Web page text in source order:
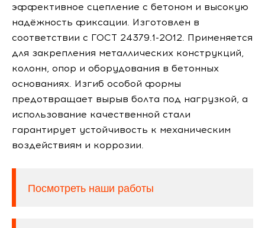
эффективное сцепление с бетоном и высокую
надёжность фиксации. Изготовлен в
соответствии с ГОСТ 24379.1-2012. Применяется
для закрепления металлических конструкций,
колонн, опор и оборудования в бетонных
основаниях. Изгиб особой формы
предотвращает вырыв болта под нагрузкой, а
использование качественной стали
гарантирует устойчивость к механическим
воздействиям и коррозии.
Посмотреть наши работы